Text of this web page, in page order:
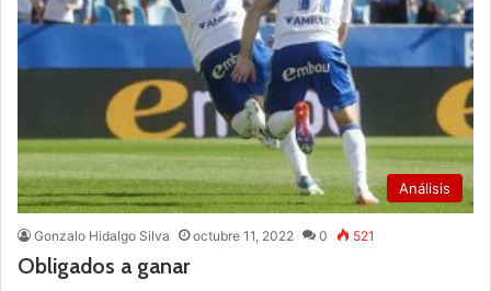
Análisis
Gonzalo Hidalgo Silva octubre 11, 2022 0 521
Obligados a ganar